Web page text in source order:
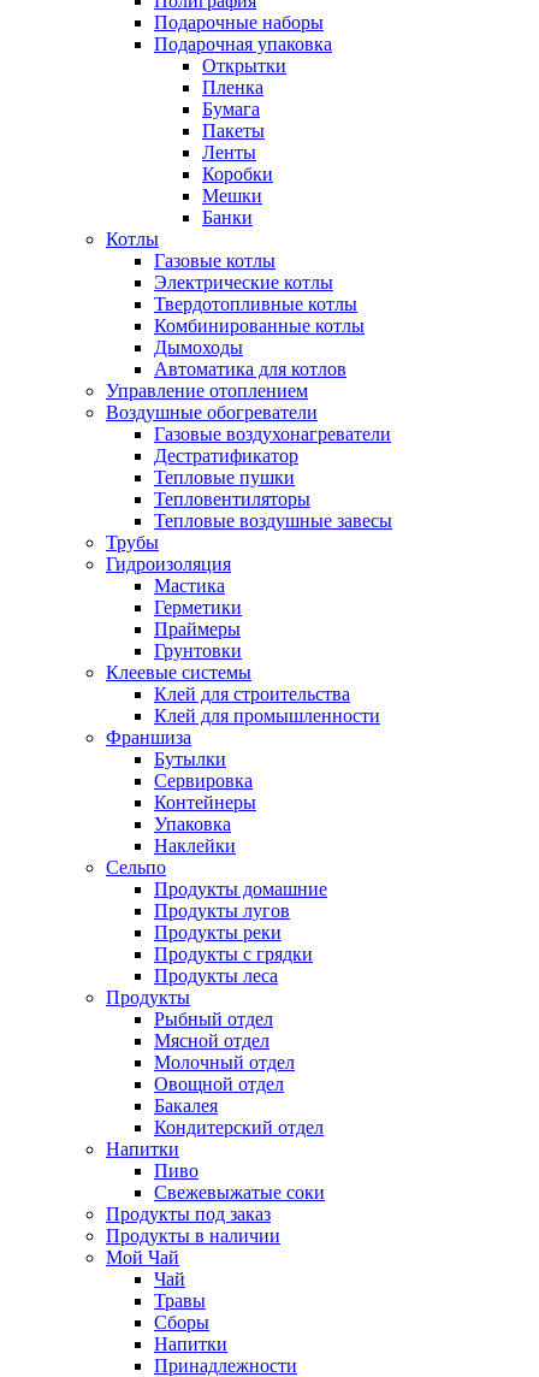
Подарочные наборы
Подарочная упаковка
Открытки
Пленка
Бумага
Пакеты
Ленты
Коробки
Мешки
Банки
Котлы
Газовые котлы
Электрические котлы
Твердотопливные котлы
Комбинированные котлы
Дымоходы
Автоматика для котлов
Управление отоплением
Воздушные обогреватели
Газовые воздухонагреватели
Дестратификатор
Тепловые пушки
Тепловентиляторы
Тепловые воздушные завесы
Трубы
Гидроизоляция
Мастика
Герметики
Праймеры
Грунтовки
Клеевые системы
Клей для строительства
Клей для промышленности
Франшиза
Бутылки
Сервировка
Контейнеры
Упаковка
Наклейки
Сельпо
Продукты домашние
Продукты лугов
Продукты реки
Продукты с грядки
Продукты леса
Продукты
Рыбный отдел
Мясной отдел
Молочный отдел
Овощной отдел
Бакалея
Кондитерский отдел
Напитки
Пиво
Cвежевыжатые соки
Продукты под заказ
Продукты в наличии
Мой Чай
Чай
Травы
Сборы
Напитки
Принадлежности